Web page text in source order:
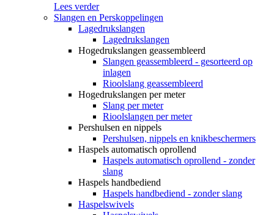
Lees verder
Slangen en Perskoppelingen
Lagedrukslangen
Lagedrukslangen
Hogedrukslangen geassembleerd
Slangen geassembleerd - gesorteerd op
inlagen
Rioolslang geassembleerd
Hogedrukslangen per meter
Slang per meter
Rioolslangen per meter
Pershulsen en nippels
Pershulsen, nippels en knikbeschermers
Haspels automatisch oprollend
Haspels automatisch oprollend - zonder
slang
Haspels handbediend
Haspels handbediend - zonder slang
Haspelswivels